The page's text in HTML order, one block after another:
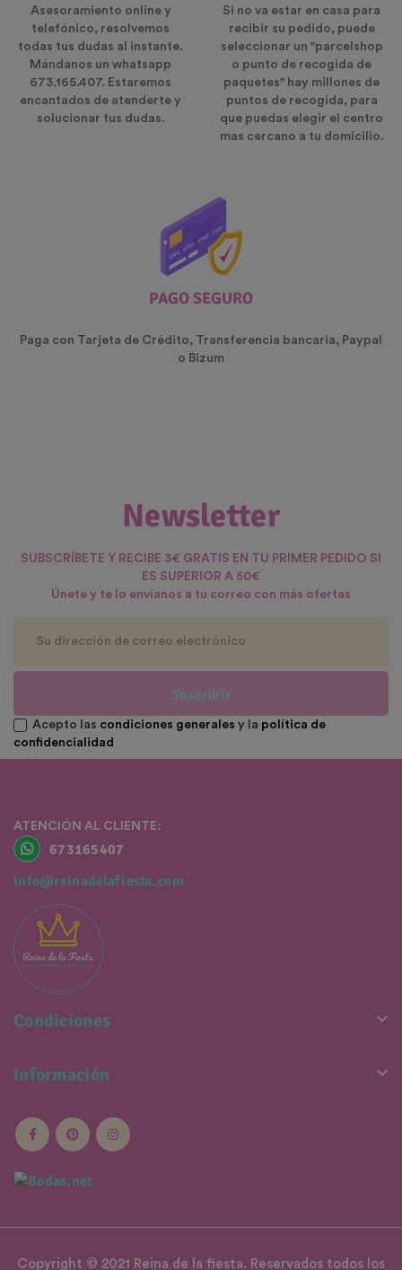
Asesoramiento online y
telefónico, resolvemos
todas tus dudas al instante.
Mándanos un whatsapp
673.165.407. Estaremos
encantados de atenderte y
solucionar tus dudas.
Si no va estar en casa para
recibir su pedido, puede
seleccionar un "parcelshop
o punto de recogida de
paquetes" hay millones de
puntos de recogida, para
que puedas elegir el centro
mas cercano a tu domicilio.
PAGO SEGURO
Paga con Tarjeta de Crédito, Transferencia bancaria, Paypal
o Bizum
Newsletter
SUBSCRÍBETE Y RECIBE 3€ GRATIS EN TU PRIMER PEDIDO SI
ES SUPERIOR A 50€
Únete y te lo envíanos a tu correo con más ofertas
Suscribir
Acepto las condiciones generales y la política de
confidencialidad
ATENCIÓN AL CLIENTE:
673165407
info@reinadelafiesta.com
Condiciones 
Información 
Copyright © 2021 Reina de la fiesta. Reservados todos los